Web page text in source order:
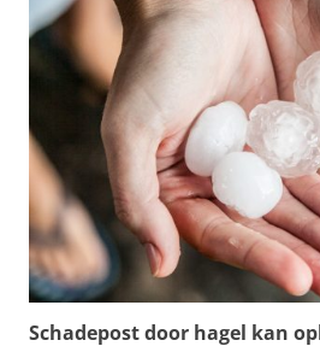
Schadepost door hagel kan